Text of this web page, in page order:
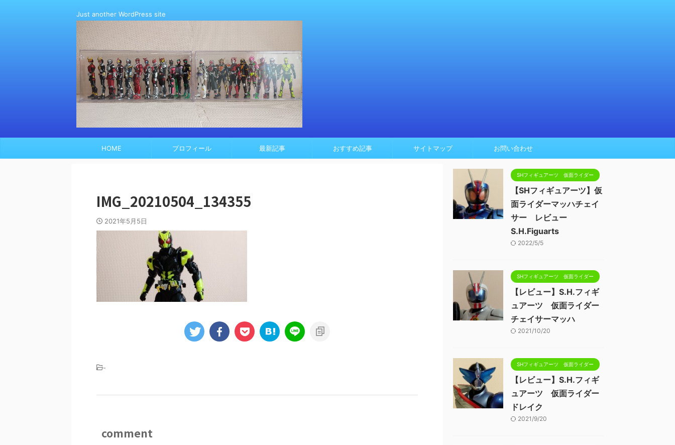
Just another WordPress site
HOME プロフィール 最新記事 おすすめ記事 サイトマップ お問い合わせ
IMG_20210504_134355
2021年5月5日
-
comment
SHフィギュアーツ 仮面ライダー
【SHフィギュアーツ】仮
面ライダーマッハチェイ
サー レビュー
S.H.Figuarts
2022/5/5
SHフィギュアーツ 仮面ライダー
【レビュー】S.H.フィギ
ュアーツ 仮面ライダー
チェイサーマッハ
2021/10/20
SHフィギュアーツ 仮面ライダー
【レビュー】S.H.フィギ
ュアーツ 仮面ライダー
ドレイク
2021/9/20